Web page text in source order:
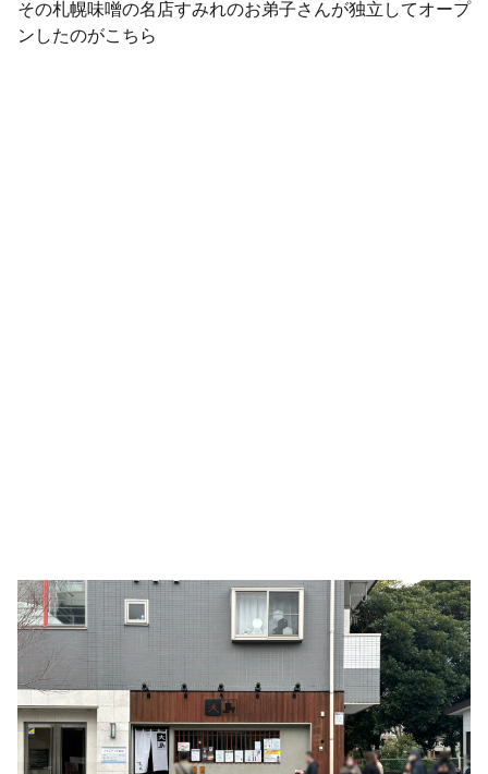
その札幌味噌の名店すみれのお弟子さんが独立してオープ
ンしたのがこちら